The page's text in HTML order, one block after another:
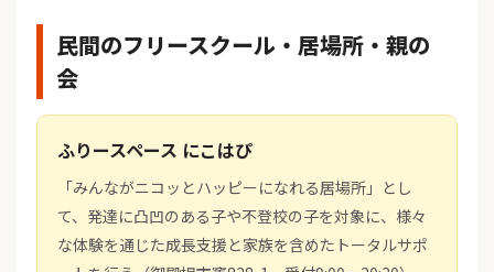
民間のフリースクール・居場所・親の
会
ふりースペース にこはぴ
「みんながニコッとハッピーになれる居場所」とし
て、発達に凸凹のある子や不登校の子を対象に、様々
な体験を通じた成長支援と家族を含めたトータルサポ